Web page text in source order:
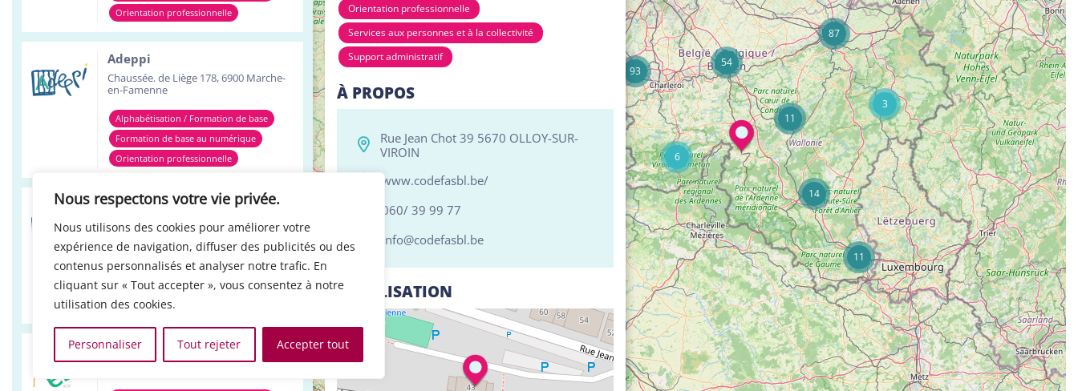
Nous respectons votre vie privée.
Nous utilisons des cookies pour améliorer votre
expérience de navigation, diffuser des publicités ou des
contenus personnalisés et analyser notre trafic. En
cliquant sur « Tout accepter », vous consentez à notre
utilisation des cookies.
Personnaliser Tout rejeter Accepter tout
Orientation professionnelle
Adeppi
Chaussée. de Liège 178, 6900 Marche-
en-Famenne
Alphabétisation / Formation de base
Formation de base au numérique
Orientation professionnelle
Adeppi
Avenue de l'Europe 1A, 7903 Leuze-en-
Hainaut
Alphabétisation / Formation de base
Formation de base au numérique
Orientation professionnelle
Réso ASBL Verviers
3
17
14
11
6
11
54
93
87
Orientation professionnelle
Services aux personnes et à la collectivité
Support administratif
À PROPOS
Rue Jean Chot 39 5670 OLLOY-SUR-
VIROIN
www.codefasbl.be/
060/ 39 99 77
info@codefasbl.be
LOCALISATION
+
−